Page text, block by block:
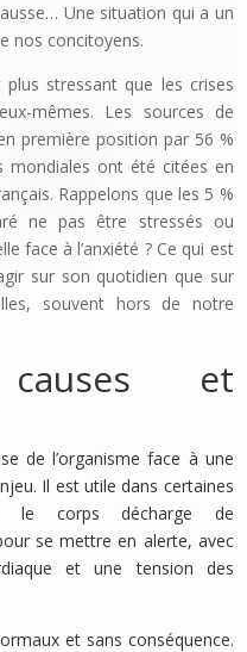
Une situation qui a un
nos concitoyens.
stressant que les crises
mêmes. Les sources de
première position par 56 %
mondiales ont été citées en
Rappelons que les 5 %
ne pas être stressés ou
face à l’anxiété ? Ce qui est
sur son quotidien que sur
souvent hors de notre
et
de l’organisme face à une
Il est utile dans certaines
le corps décharge de
se mettre en alerte, avec
et une tension des
et sans conséquence.